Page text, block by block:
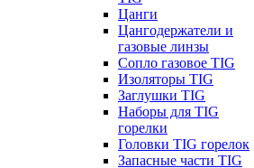
Цанги
Цангодержатели и
газовые линзы
Сопло газовое TIG
Изоляторы TIG
Заглушки TIG
Наборы для TIG
горелки
Головки TIG горелок
Запасные части TIG